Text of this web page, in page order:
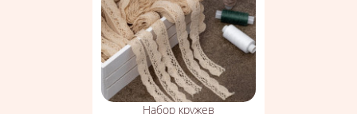
Набор кружев